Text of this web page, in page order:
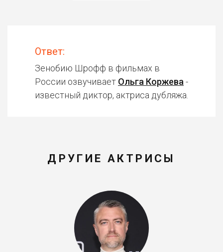
Ответ:
Зенобию Шрофф в фильмах в
России озвучивает Ольга Коржева -
известный диктор, актриса дубляжа.
ДРУГИЕ АКТРИСЫ